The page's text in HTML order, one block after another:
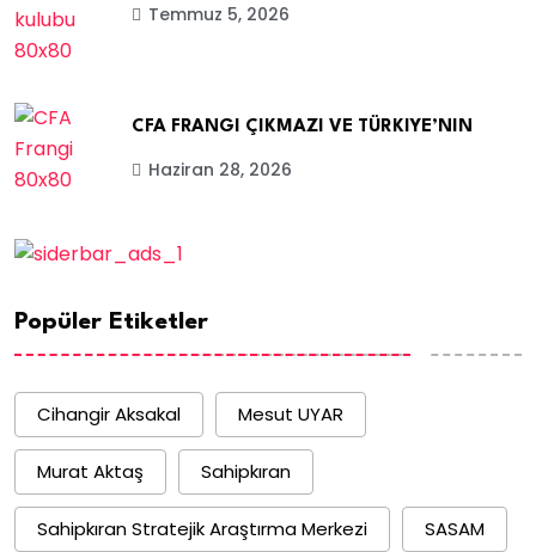
Temmuz 5, 2026
CFA FRANGI ÇIKMAZI VE TÜRKIYE’NIN
Haziran 28, 2026
Popüler Etiketler
Cihangir Aksakal Mesut UYAR
Murat Aktaş Sahipkıran
Sahipkıran Stratejik Araştırma Merkezi SASAM